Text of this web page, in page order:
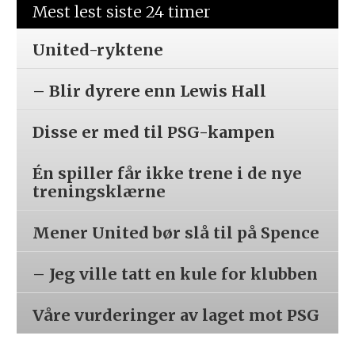
Mest lest siste 24 timer
United-ryktene
– Blir dyrere enn Lewis Hall
Disse er med til PSG-kampen
Én spiller får ikke trene i de nye
treningsklærne
Mener United bør slå til på Spence
– Jeg ville tatt en kule for klubben
Våre vurderinger av laget mot PSG